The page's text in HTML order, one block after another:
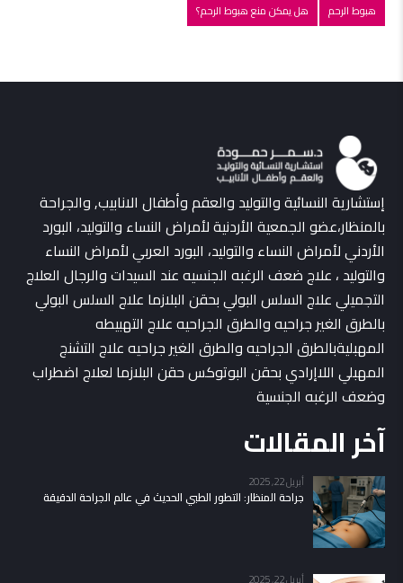
هبوط الرحم
هل يمكن منع هبوط الرحم؟
إستشارية النسائية والتوليد والعقم وأطفال الانابيب, والجراحة
بالمنظار،عضو الجمعية الأردنية لأمراض النساء والتوليد، البورد
الأردني لأمراض النساء والتوليد، البورد العربي لأمراض النساء
والتوليد ، علاج ضعف الرغبه الجنسيه عند السيدات والرجال العلاج
التجميلي علاج السلس البولي بحقن البلازما علاج السلس البولي
بالطرق الغير جراحيه والطرق الجراحيه علاج التهبيطه
المهبليةبالطرق الجراحيه والطرق الغير جراحيه علاج التشنج
المهبلي اللاإرادي بحقن البوتوكس حقن البلازما لعلاج اضطراب
وضعف الرغبه الجنسية
آخر المقالات
أبريل 22, 2025
جراحة المنظار: التطور الطبي الحديث في عالم الجراحة الدقيقة
أبريل 22, 2025